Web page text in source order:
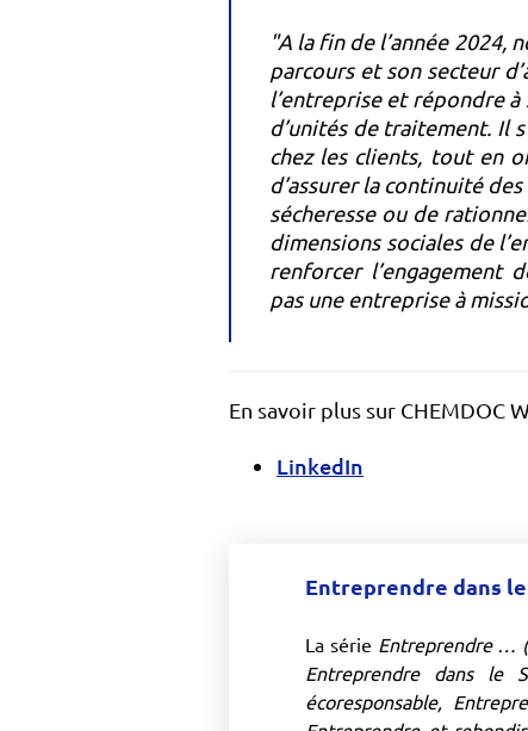
"A la fin de l’année 2024,
parcours et son secteur
l’entreprise et répondre
d’unités de traitement. Il
chez les clients, tout en
d’assurer la continuité
sécheresse ou de
dimensions sociales de
renforcer l’engagement
pas une entreprise à
En savoir plus sur CHEMDOC
LinkedIn
Entreprendre dans le
La série Entreprendre …
Entreprendre dans le
écoresponsable,